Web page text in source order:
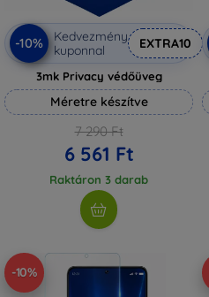
-10%
Kedvezmény
kuponnal
EXTRA10
3mk Privacy védőüveg
Méretre készítve
7 290 Ft
6 561 Ft
Raktáron 3 darab
-10%